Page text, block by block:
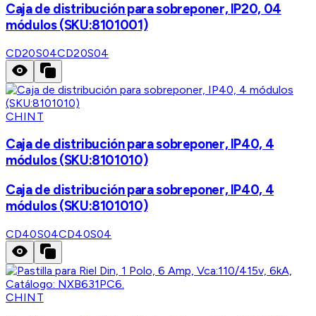
Caja de distribución para sobreponer, IP20, 04
módulos (SKU:8101001)
CD20S04CD20S04
CHINT
Caja de distribución para sobreponer, IP40, 4
módulos (SKU:8101010)
Caja de distribución para sobreponer, IP40, 4
módulos (SKU:8101010)
CD40S04CD40S04
CHINT